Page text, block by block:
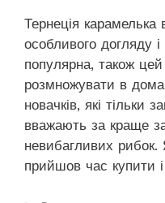
Тернеція
особливого догляду
популярна, також
розмножувати в
новачків, які тільки
вважають за краще
невибагливих рибок.
прийшов час купити